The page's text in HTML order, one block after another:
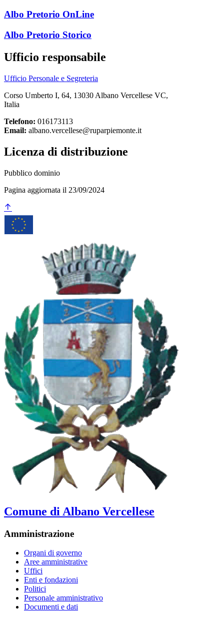
Albo Pretorio OnLine
Albo Pretorio Storico
Ufficio responsabile
Ufficio Personale e Segreteria
Corso Umberto I, 64, 13030 Albano Vercellese VC,
Italia
Telefono: 016173113
Email: albano.vercellese@ruparpiemonte.it
Licenza di distribuzione
Pubblico dominio
Pagina aggiornata il 23/09/2024
Comune di Albano Vercellese
Amministrazione
Organi di governo
Aree amministrative
Uffici
Enti e fondazioni
Politici
Personale amministrativo
Documenti e dati